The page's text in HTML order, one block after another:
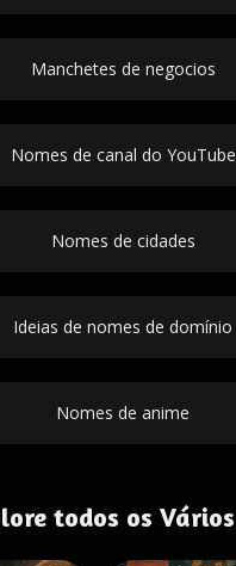
Manchetes de negocios
Nomes de canal do YouTube
Nomes de cidades
Ideias de nomes de domínio
Nomes de anime
todos os Vários